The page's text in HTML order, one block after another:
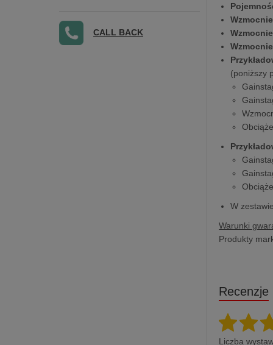
(poniższy
W
Warunki
Produkty
Recenzje
Liczba
CALL BACK